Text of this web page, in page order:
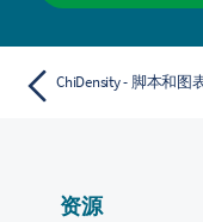
ChiDensity - 脚本和图
资源